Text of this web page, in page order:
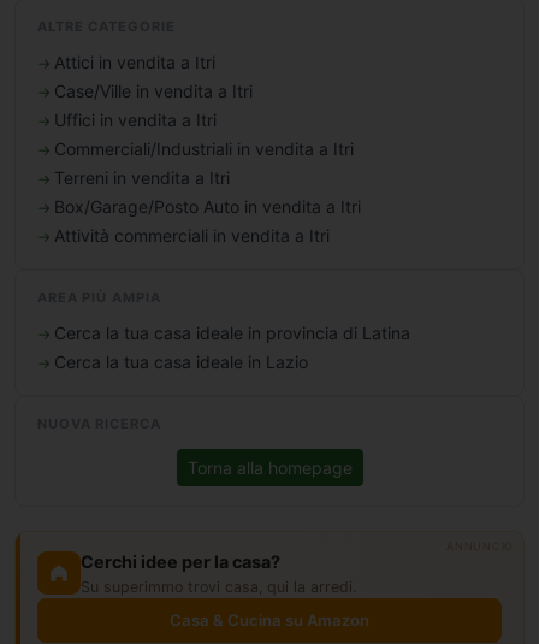
Attici in vendita a Itri
Case/Ville in vendita a Itri
Uffici in vendita a Itri
Commerciali/Industriali in vendita a Itri
Terreni in vendita a Itri
Box/Garage/Posto Auto in vendita a Itri
Attività commerciali in vendita a Itri
Cerca la tua casa ideale in provincia di Latina
Cerca la tua casa ideale in Lazio
Torna alla homepage
Cerchi idee per la casa?
Su superimmo trovi casa, qui la arredi.
Casa & Cucina su Amazon